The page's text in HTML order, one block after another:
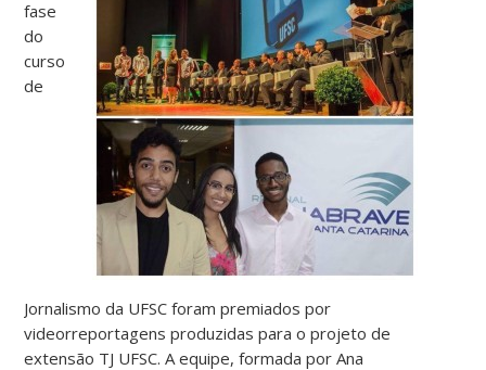
fase
do
curso
de
Jornalismo da UFSC foram premiados por
videorreportagens produzidas para o projeto de
extensão TJ UFSC. A equipe, formada por Ana